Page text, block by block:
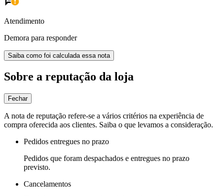
Atendimento
Demora para responder
Saiba como foi calculada essa nota
Sobre a reputação da loja
Fechar
A nota de reputação refere-se a vários critérios na experiência de
compra oferecida aos clientes. Saiba o que levamos a consideração.
Pedidos entregues no prazo
Pedidos que foram despachados e entregues no prazo
previsto.
Cancelamentos